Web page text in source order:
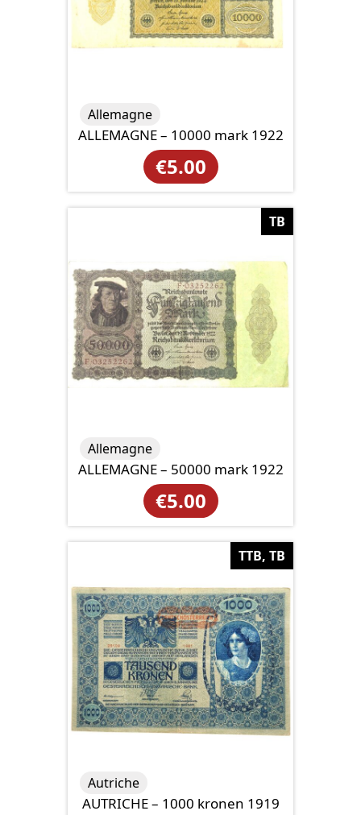
ALLEMAGNE – 10000 mark 1922
€5.00
Allemagne
TB
ALLEMAGNE – 50000 mark 1922
€5.00
Allemagne
TTB, TB
AUTRICHE – 1000 kronen 1919
Autriche